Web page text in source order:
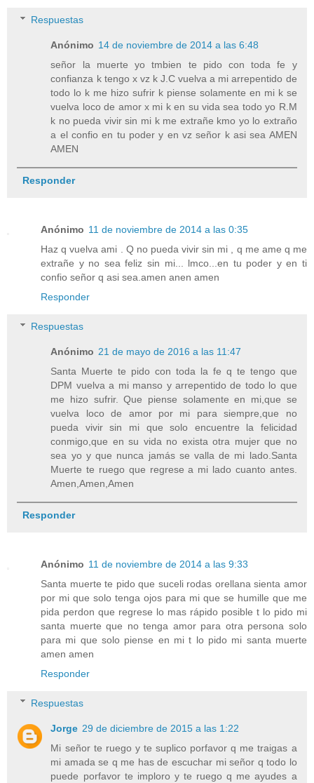
Respuestas
Anónimo 14 de noviembre de 2014 a las 6:48
señor la muerte yo tmbien te pido con toda fe y
confianza k tengo x vz k J.C vuelva a mi arrepentido de
todo lo k me hizo sufrir k piense solamente en mi k se
vuelva loco de amor x mi k en su vida sea todo yo R.M
k no pueda vivir sin mi k me extrañe kmo yo lo extraño
a el confio en tu poder y en vz señor k asi sea AMEN
AMEN
Responder
Anónimo 11 de noviembre de 2014 a las 0:35
Haz q vuelva ami . Q no pueda vivir sin mi , q me ame q me
extrañe y no sea feliz sin mi... lmco...en tu poder y en ti
confio señor q asi sea.amen anen amen
Responder
Respuestas
Anónimo 21 de mayo de 2016 a las 11:47
Santa Muerte te pido con toda la fe q te tengo que
DPM vuelva a mi manso y arrepentido de todo lo que
me hizo sufrir. Que piense solamente en mi,que se
vuelva loco de amor por mi para siempre,que no
pueda vivir sin mi que solo encuentre la felicidad
conmigo,que en su vida no exista otra mujer que no
sea yo y que nunca jamás se valla de mi lado.Santa
Muerte te ruego que regrese a mi lado cuanto antes.
Amen,Amen,Amen
Responder
Anónimo 11 de noviembre de 2014 a las 9:33
Santa muerte te pido que suceli rodas orellana sienta amor
por mi que solo tenga ojos para mi que se humille que me
pida perdon que regrese lo mas rápido posible t lo pido mi
santa muerte que no tenga amor para otra persona solo
para mi que solo piense en mi t lo pido mi santa muerte
amen amen
Responder
Respuestas
Jorge 29 de diciembre de 2015 a las 1:22
Mi señor te ruego y te suplico porfavor q me traigas a
mi amada se q me has de escuchar mi señor q todo lo
puede porfavor te imploro y te ruego q me ayudes a